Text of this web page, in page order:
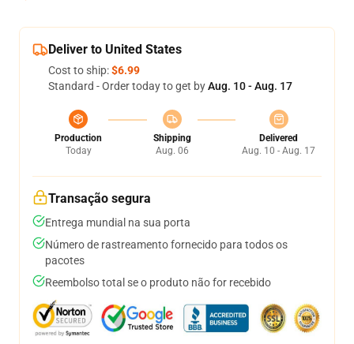
Deliver to United States
Cost to ship:$6.99
Standard - Order today to get byAug. 10 - Aug. 17
Production
Today
Shipping
Aug. 06
Delivered
Aug. 10 - Aug. 17
Transação segura
Entrega mundial na sua porta
Número de rastreamento fornecido para todos os
pacotes
Reembolso total se o produto não for recebido